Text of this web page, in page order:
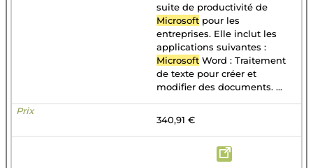
suite de productivité de
Microsoft pour les
entreprises. Elle inclut les
applications suivantes :
Microsoft Word : Traitement
de texte pour créer et
modifier des documents. ...
340,91 €